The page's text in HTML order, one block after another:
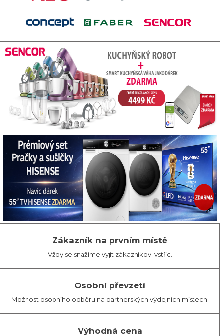
Zákazník na prvním místě
Vždy se snažíme vyjít zákazníkovi vstříc.
Osobní převzetí
Možnost osobního odběru na partnerských výdejních místech.
Výhodná cena